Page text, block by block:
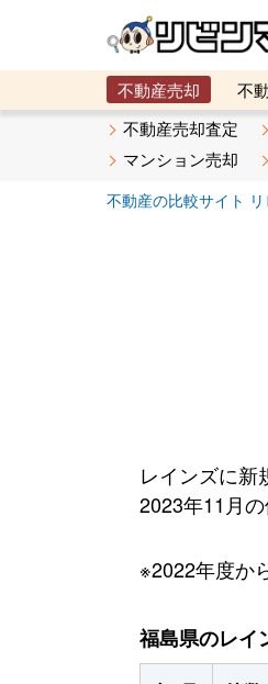
不動産売却 不
メタ住宅展示場
不動産売却査定
マンション売却
不動産の比較サイト
レインズに新
2023年11月
※2022年度か
福島県のレイ